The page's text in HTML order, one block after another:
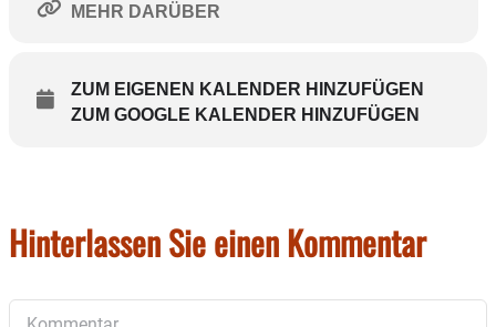
MEHR DARÜBER
ZUM EIGENEN KALENDER HINZUFÜGEN
ZUM GOOGLE KALENDER HINZUFÜGEN
Hinterlassen Sie einen Kommentar